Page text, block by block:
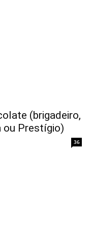
(brigadeiro,
ou Prestígio)
36